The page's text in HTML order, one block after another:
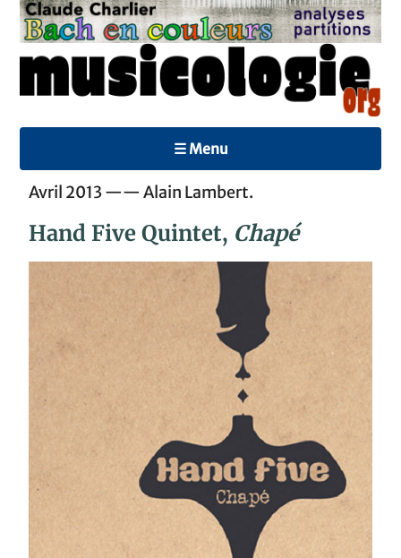
☰ Menu
Avril 2013 —— Alain Lambert.
Hand Five Quintet, Chapé